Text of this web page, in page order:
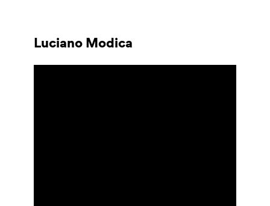
Luciano Modica